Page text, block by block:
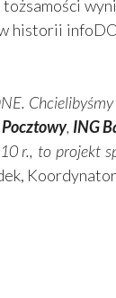
historii
, ING
r., to projekt